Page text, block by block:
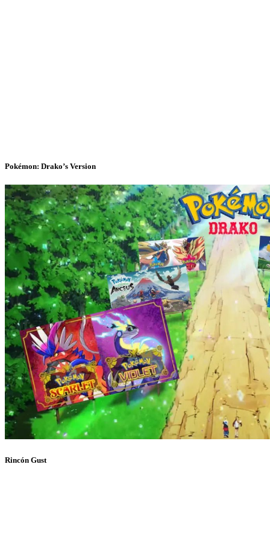
Pokémon: Drako’s Version
Rincón Gust